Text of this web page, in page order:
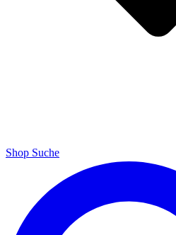
Shop Suche